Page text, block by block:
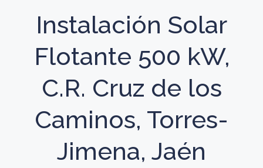
Instalación Solar
Flotante 500 kW,
C.R. Cruz de los
Caminos, Torres-
Jimena, Jaén